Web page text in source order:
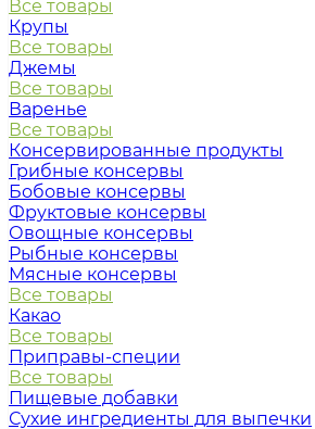
Все товары
Крупы
Все товары
Джемы
Все товары
Варенье
Все товары
Консервированные продукты
Грибные консервы
Бобовые консервы
Фруктовые консервы
Овощные консервы
Рыбные консервы
Мясные консервы
Все товары
Какао
Все товары
Приправы-специи
Все товары
Пищевые добавки
Сухие ингредиенты для выпечки